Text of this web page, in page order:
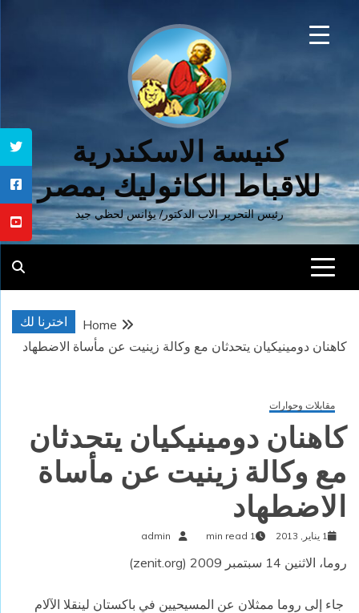
كنيسة الاسكندرية
للاقباط الكاثوليك بمصر
رئيس التحرير الاب الدكتور/ يؤانس لحظي جيد
اخترنا لك
Home
كاهنان دومينيكيان يتحدثان مع وكالة زينيت عن مأساة الاضطهاد
مقابلات وحوارات
كاهنان دومينيكيان يتحدثان
مع وكالة زينيت عن مأساة
الاضطهاد
1 يناير, 2013 1 min read
admin
روما، الاثنين 14 سبتمبر 2009 (zenit.org)
جاء إلى روما ممثلان عن المسيحيين في باكستان لينقلا الآلام